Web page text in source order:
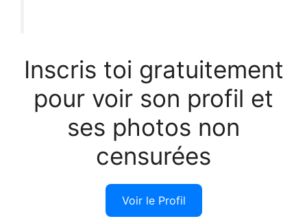
Inscris toi gratuitement
pour voir son profil et
ses photos non
censurées
Voir le Profil